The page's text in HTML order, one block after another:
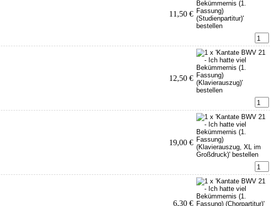
11,50 €
12,50 €
19,00 €
6,30 €